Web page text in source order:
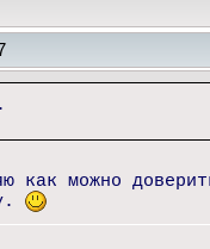
как можно